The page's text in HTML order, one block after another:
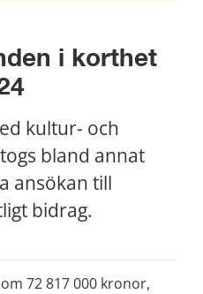
i korthet
kultur- och
bland annat
ansökan till
bidrag.
72 817 000 kronor,